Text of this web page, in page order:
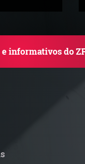
informativos do